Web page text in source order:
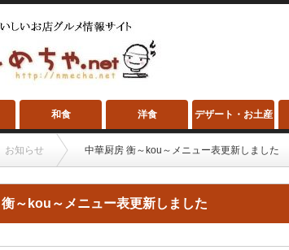
和食 洋食 デザート・お土産
お知らせ 中華厨房 衡～kou～メニュー表更新しました
～kou～メニュー表更新しました